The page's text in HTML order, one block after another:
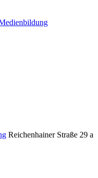
Reichenhainer Straße 29 a